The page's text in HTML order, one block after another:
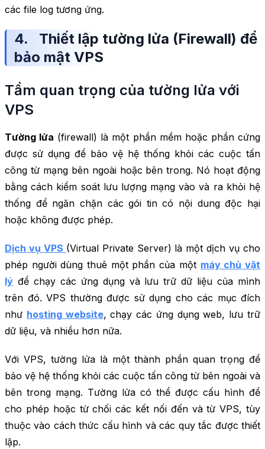
các file log tương ứng.
4. Thiết lập tường lửa (Firewall) để
bảo mật VPS
Tầm quan trọng của tường lửa với
VPS
Tường lửa (firewall) là một phần mềm hoặc phần cứng
được sử dụng để bảo vệ hệ thống khỏi các cuộc tấn
công từ mạng bên ngoài hoặc bên trong. Nó hoạt động
bằng cách kiểm soát lưu lượng mạng vào và ra khỏi hệ
thống để ngăn chặn các gói tin có nội dung độc hại
hoặc không được phép.
Dịch vụ VPS (Virtual Private Server) là một dịch vụ cho
phép người dùng thuê một phần của một máy chủ vật
lý để chạy các ứng dụng và lưu trữ dữ liệu của mình
trên đó. VPS thường được sử dụng cho các mục đích
như hosting website, chạy các ứng dụng web, lưu trữ
dữ liệu, và nhiều hơn nữa.
Với VPS, tường lửa là một thành phần quan trọng để
bảo vệ hệ thống khỏi các cuộc tấn công từ bên ngoài và
bên trong mạng. Tường lửa có thể được cấu hình để
cho phép hoặc từ chối các kết nối đến và từ VPS, tùy
thuộc vào cách thức cấu hình và các quy tắc được thiết
lập.